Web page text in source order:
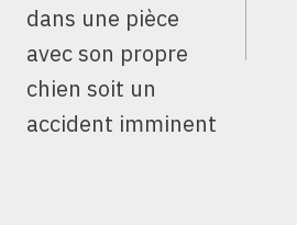
dans une pièce
avec son propre
chien soit un
accident imminent